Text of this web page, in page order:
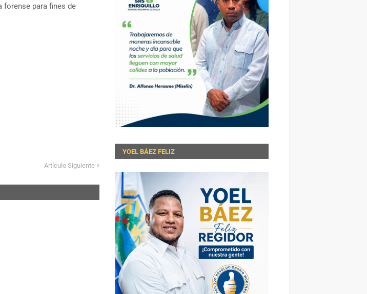
forense para fines de
Artículo Siguiente
YOEL BÁEZ FELIZ